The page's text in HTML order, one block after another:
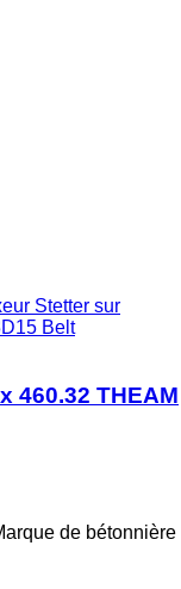
Stetter sur
Belt
460.32 THEAM
de bétonnière